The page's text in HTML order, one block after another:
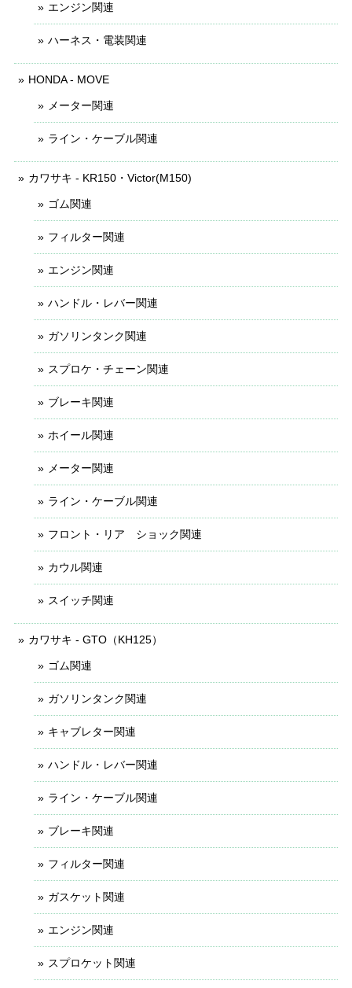
エンジン関連
ハーネス・電装関連
HONDA - MOVE
メーター関連
ライン・ケーブル関連
カワサキ - KR150・Victor(M150)
ゴム関連
フィルター関連
エンジン関連
ハンドル・レバー関連
ガソリンタンク関連
スプロケ・チェーン関連
ブレーキ関連
ホイール関連
メーター関連
ライン・ケーブル関連
フロント・リア ショック関連
カウル関連
スイッチ関連
カワサキ - GTO（KH125）
ゴム関連
ガソリンタンク関連
キャブレター関連
ハンドル・レバー関連
ライン・ケーブル関連
ブレーキ関連
フィルター関連
ガスケット関連
エンジン関連
スプロケット関連